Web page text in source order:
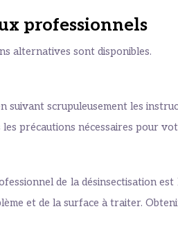
professionnels
alternatives sont disponibles.
scrupuleusement les
précautions nécessaires pour
de la désinsectisation
et de la surface à traiter.